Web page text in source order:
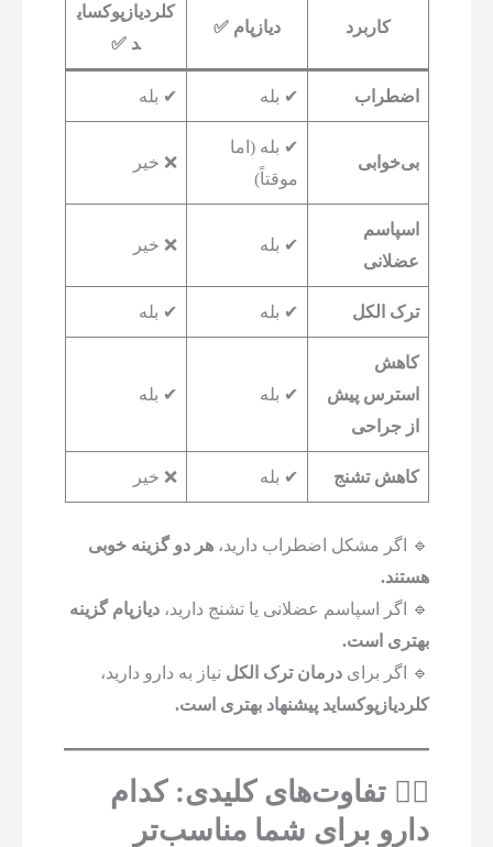
کاربرد دیازپام ✅
کلردیازپوکسای
د ✅
اضطراب ✔ بله ✔ بله
بی‌خوابی
✔ بله (اما
موقتاً)
❌ خیر
اسپاسم
عضلانی
✔ بله ❌ خیر
ترک الکل ✔ بله ✔ بله
کاهش
استرس پیش
از جراحی
✔ بله ✔ بله
کاهش تشنج ✔ بله ❌ خیر
🔹 اگر مشکل اضطراب دارید،هر دو گزینه خوبی
هستند.
🔹 اگر اسپاسم عضلانی یا تشنج دارید،دیازپام گزینه
بهتری است.
🔹 اگر برایدرمان ترک الکل نیاز به دارو دارید،
کلردیازپوکساید پیشنهاد بهتری است.
۳️⃣ تفاوت‌های کلیدی: کدام
دارو برای شما مناسب‌تر